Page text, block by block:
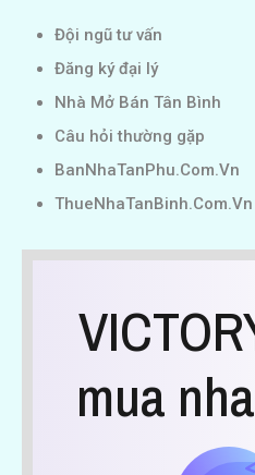
Đội ngũ tư vấn
Đăng ký đại lý
Nhà Mở Bán Tân Bình
Câu hỏi thường gặp
BanNhaTanPhu.Com.Vn
ThueNhaTanBinh.Com.Vn
mua